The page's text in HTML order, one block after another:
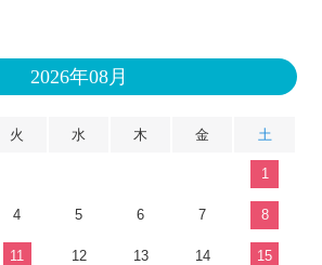
2026年08月
火 水 木 金 土
1
4 5 6 7 8
11 12 13 14 15